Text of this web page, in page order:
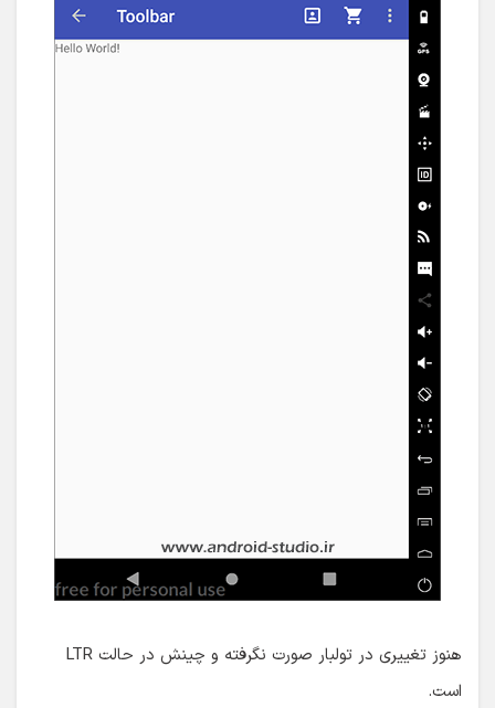
هنوز تغییری در تولبار صورت نگرفته و چینش در حالت LTR
است.